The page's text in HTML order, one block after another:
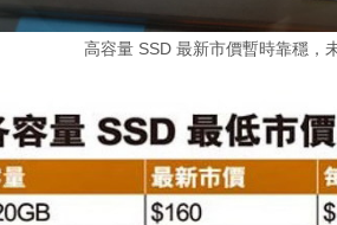
高容量 SSD 最新市價暫時靠穩，